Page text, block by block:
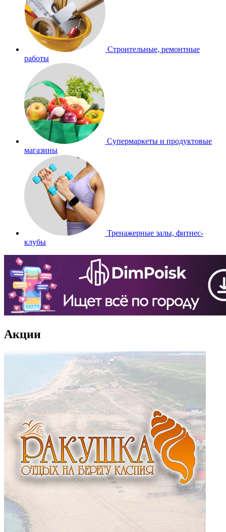
Строительные, ремонтные
работы
Супермаркеты и продуктовые
магазины
Тренажерные залы, фитнес-
клубы
Акции